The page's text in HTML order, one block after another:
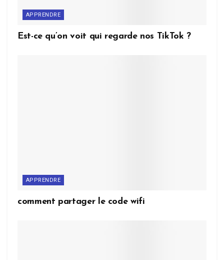
APPRENDRE
Est-ce qu’on voit qui regarde nos TikTok ?
APPRENDRE
comment partager le code wifi